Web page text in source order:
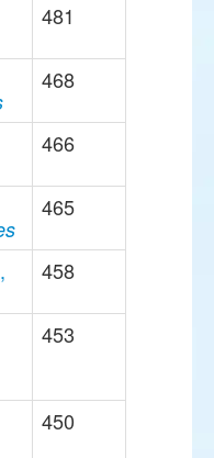
481
468
466
465
458
453
450